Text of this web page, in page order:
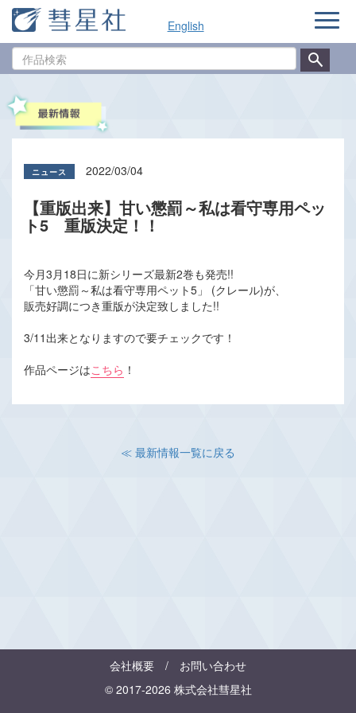
English
品
ナ
ゲ
2022/03/04
【重版出来】甘い懲罰～私は看守専用ペッ
ト5 重版決定！！
今月3月18日に新シリーズ最新2巻も発売!!
「甘い懲罰～私は看守専用ペット5」 (クレール)が、
販売好調につき重版が決定致しました!!
3/11出来となりますので要チェックです！
作品ページはこちら ！
≪ 最新情報一覧に戻る
会社概要 / お問い合わせ
© 2017-2026 株式会社彗星社